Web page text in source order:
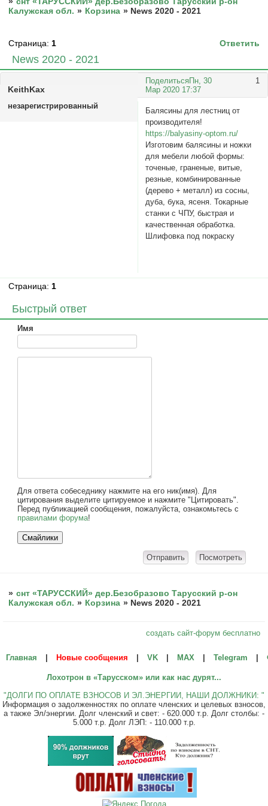
Калужская обл. » Корзина » News 2020 - 2021
News 2020 - 2021
Страница: 1 Ответить
Поделиться 1
Пн, 30
Мар 2020 17:37
KeithKax
незарегистрированный
Балясины для лестниц от
производителя!
https://balyasiny-optom.ru/
Изготовим балясины и ножки
для мебели любой формы:
точеные, граненые, витые,
резные, комбинированные
(дерево + металл) из сосны,
дуба, бука, ясеня. Токарные
станки с ЧПУ, быстрая и
качественная обработка.
Шлифовка под покраску
Страница: 1
Быстрый ответ
Имя
Для ответа собеседнику нажмите на его ник(имя). Для
цитирования выделите цитируемое и нажмите "Цитировать".
Перед публикацией сообщения, пожалуйста, ознакомьтесь с
правилами форума!
» снт «ТАРУССКИЙ» дер.Безобразово Тарусский р-он
Калужская обл. » Корзина » News 2020 - 2021
создать сайт-форум бесплатно
Главная Новые сообщения VK МАХ Telegram
Лохотрон в «Тарусском» или как нас дурят...
"ДОЛГИ ПО ОПЛАТЕ ВЗНОСОВ И ЭЛ.ЭНЕРГИИ, НАШИ ДОЛЖНИКИ: "
Информация о задолженностях по оплате членских и целевых взносов,
а также Эл/энергии. Долг членский и свет: - 620.000 т.р. Долг столбы: -
5.000 т.р. Долг ЛЭП: - 110.000 т.р.